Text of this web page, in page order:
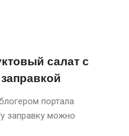
салат с
портала
заправку можно